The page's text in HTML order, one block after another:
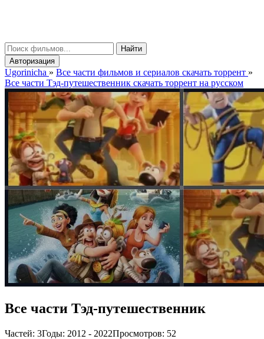
Найти
Авторизация
Ugorinicha » Все части фильмов и сериалов скачать торрент »
Все части Тэд-путешественник скачать торрент на русском
Все части Тэд-путешественник
Частей: 3Годы: 2012 - 2022Просмотров: 52